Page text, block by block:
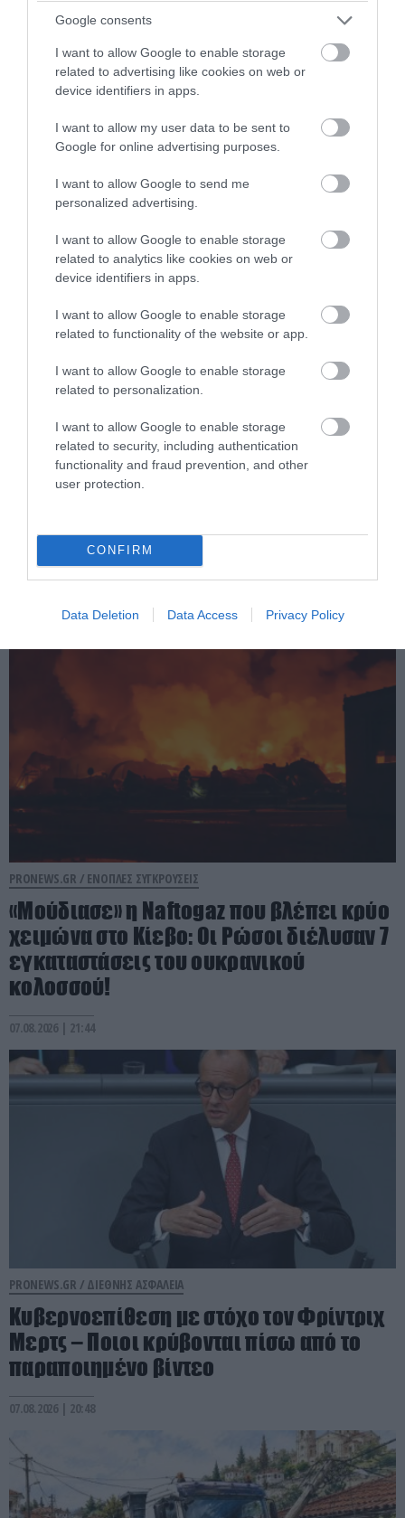
Google consents
I want to allow Google to enable storage
related to advertising like cookies on web or
device identifiers in apps.
I want to allow my user data to be sent to
Google for online advertising purposes.
I want to allow Google to send me
personalized advertising.
I want to allow Google to enable storage
related to analytics like cookies on web or
device identifiers in apps.
I want to allow Google to enable storage
related to functionality of the website or app.
I want to allow Google to enable storage
related to personalization.
I want to allow Google to enable storage
related to security, including authentication
functionality and fraud prevention, and other
user protection.
CONFIRM
Data Deletion Data Access Privacy Policy
PRONEWS.GR /ΕΣΩΤΕΡΙΚΗ ΑΣΦΑΛΕΙΑ
Αναστάτωση στο νοσοκομείο του
Πύργου: Φίδι έκανε αισθητή την
παρουσία του στα επείγοντα
(φωτογραφίες)
07.08.2026 | 21:55
Ρωσική επίθεση προκάλεσε σοβαρές
ζημιές στο γήπεδο της Τσερνομόρετς
(βίντεο)
07.08.2026 | 21:46
PRONEWS.GR / ΕΝΟΠΛΕΣ ΣΥΓΚΡΟΥΣΕΙΣ
«Μούδιασε» η Naftogaz που βλέπει κρύο
χειμώνα στο Κίεβο: Οι Ρώσοι διέλυσαν 7
εγκαταστάσεις του ουκρανικού
κολοσσού!
07.08.2026 | 21:44
PRONEWS.GR / ΔΙΕΘΝΗΣ ΑΣΦΑΛΕΙΑ
Κυβερνοεπίθεση με στόχο τον Φρίντριχ
Μερτς – Ποιοι κρύβονται πίσω από το
παραποιημένο βίντεο
07.08.2026 | 20:48